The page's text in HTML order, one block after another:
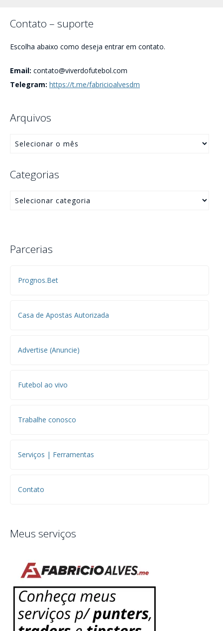
Contato – suporte
Escolha abaixo como deseja entrar em contato.
Email: contato@viverdofutebol.com
Telegram: https://t.me/fabricioalvesdm
Arquivos
Categorias
Parcerias
Prognos.Bet
Casa de Apostas Autorizada
Advertise (Anuncie)
Futebol ao vivo
Trabalhe conosco
Serviços | Ferramentas
Contato
Meus serviços